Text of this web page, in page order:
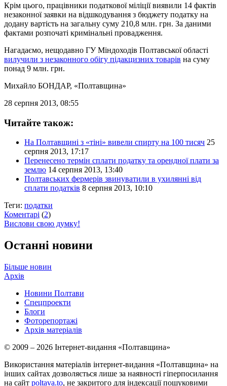
Крім цього, працівники податкової міліції виявили 14 фактів
незаконної заявки на відшкодування з бюджету податку на
додану вартість на загальну суму 210,8 млн. грн. За даними
фактами розпочаті кримінальні провадження.
Нагадаємо, нещодавно ГУ Міндоходів Полтавської області
вилучили з незаконного обігу підакцизних товарів на суму
понад 9 млн. грн.
Михайло БОНДАР, «Полтавщина»
28 серпня 2013, 08:55
Читайте також:
На Полтавщині з «тіні» вивели спирту на 100 тисяч 25
серпня 2013, 17:17
Перенесено термін сплати податку та орендної плати за
землю 14 серпня 2013, 13:40
Полтавських фермерів звинуватили в ухилянні від
сплати податків 8 серпня 2013, 10:10
Теги: податки
Коментарі (2)
Вислови свою думку!
Останні новини
Більше новин
Архів
Новини Полтави
Спецпроекти
Блоги
Фоторепортажі
Архів матеріалів
© 2009 – 2026 Інтернет-видання «Полтавщина»
Використання матеріалів інтернет-видання «Полтавщина» на
інших сайтах дозволяється лише за наявності гіперпосилання
на сайт poltava.to, не закритого для індексації пошуковими